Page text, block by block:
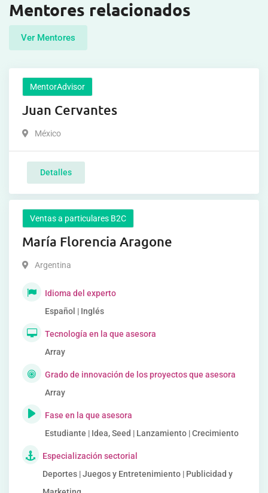
Mentores relacionados
Ver Mentores
MentorAdvisor
Juan Cervantes
México
Detalles
Ventas a particulares B2C
María Florencia Aragone
Argentina
Idioma del experto
Español | Inglés
Tecnología en la que asesora
Array
Grado de innovación de los proyectos que asesora
Array
Fase en la que asesora
Estudiante | Idea, Seed | Lanzamiento | Crecimiento
Especialización sectorial
Deportes | Juegos y Entretenimiento | Publicidad y